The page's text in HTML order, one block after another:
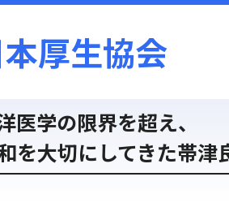
厚生協会
医学の限界を超え、
を大切にしてきた帯